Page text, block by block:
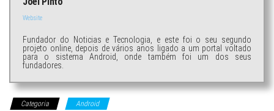
Website
Fundador do Noticias e Tecnologia, e este foi o seu segundo
projeto online, depois de vários anos ligado a um portal voltado
para o sistema Android, onde também foi um dos seus
fundadores.
Categoria Android